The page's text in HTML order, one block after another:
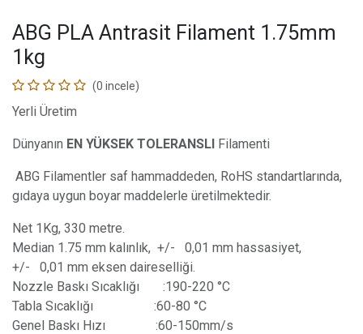
ABG PLA Antrasit Filament 1.75mm
1kg
(0 incele)
Yerli Üretim
Dünyanın EN YÜKSEK TOLERANSLI Filamenti
ABG Filamentler saf hammaddeden, RoHS standartlarında,
gıdaya uygun boyar maddelerle üretilmektedir.
Net 1Kg, 330 metre.
Median 1.75 mm kalınlık, +/- 0,01 mm hassasiyet,
+/- 0,01 mm eksen daireselliği.
Nozzle Baskı Sıcaklığı
​:190-220 °C
Tabla Sıcaklığı
​:60-80 °C
Genel Baskı Hızı
​:60-150mm/s